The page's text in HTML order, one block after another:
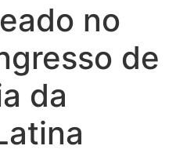
no
de
da